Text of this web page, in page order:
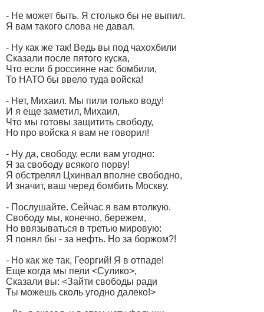
- Не может быть. Я столько бы не выпил.
Я вам такого слова не давал.
- Ну как же так! Ведь вы под чахохбили
Сказали после пятого куска,
Что если б россияне нас бомбили,
То НАТО бы ввело туда войска!
- Нет, Михаил. Мы пили только воду!
И я еще заметил, Михаил,
Что мы готовы защитить свободу,
Но про войска я вам не говорил!
- Ну да, свободу, если вам угодно:
Я за свободу всякого порву!
Я обстрелял Цхинвал вполне свободно,
И значит, ваш черед бомбить Москву.
- Послушайте. Сейчас я вам втолкую.
Свободу мы, конечно, бережем,
Но ввязываться в третью мировую:
Я понял бы - за нефть. Но за боржом?!
- Но как же так, Георгий! Я в отпаде!
Еще когда мы пели <Сулико>,
Сказали вы: <Зайти свободы ради
Ты можешь сколь угодно далеко!>